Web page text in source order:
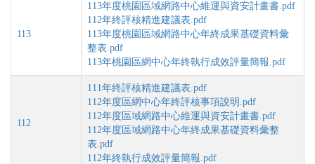
113
113年度桃園區域網路中心維運與資安計畫書.pdf
112年終評核精進建議表.pdf
113年度桃園區域網路中心年終成果基礎資料彙
整表.pdf
113年桃園區網中心年終執行成效評量簡報.pdf
112
111年終評核精進建議表.pdf
112年度區網中心年終評核事項說明.pdf
112年度區域網路中心維運與資安計畫書.pdf
112年度區域網路中心年終成果基礎資料彙整
表.pdf
112年終執行成效評量簡報.pdf